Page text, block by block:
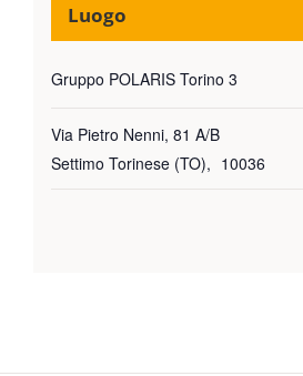
Luogo
Gruppo POLARIS Torino 3
Via Pietro Nenni, 81 A/B
Settimo Torinese (TO), 10036